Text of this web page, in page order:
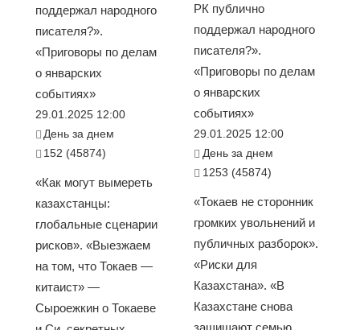
поддержал народного
писателя?».
«Приговоры по делам
о январских
событиях»
29.01.2025 12:00
День за днем
152 (45874)
«Как могут вымереть
казахстанцы:
глобальные сценарии
рисков». «Выезжаем
на том, что Токаев —
китаист» —
Сыроежкин о Токаеве
РК публично
поддержал народного
писателя?».
«Приговоры по делам
о январских
событиях»
29.01.2025 12:00
День за днем
1253 (45874)
«Токаев не сторонник
громких увольнений и
публичных разборок».
«Риски для
Казахстана». «В
Казахстане снова
защищают семью